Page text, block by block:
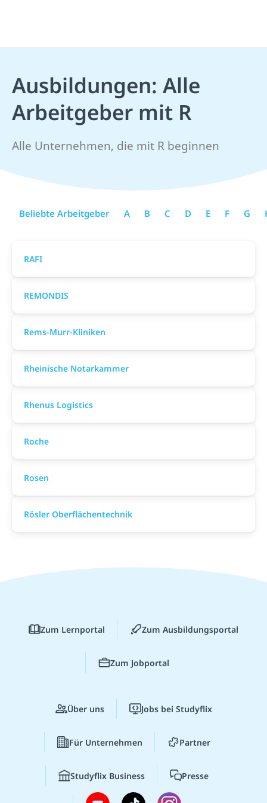
Ausbildungen: Alle
Arbeitgeber mit R
Alle Unternehmen, die mit R beginnen
Beliebte Arbeitgeber A B C D E F G
RAFI
REMONDIS
Rems-Murr-Kliniken
Rheinische Notarkammer
Rhenus Logistics
Roche
Rosen
Rösler Oberflächentechnik
Zum Lernportal Zum Ausbildungsportal
Zum Jobportal
Über uns Jobs bei Studyflix
Für Unternehmen Partner
Studyflix Business Presse